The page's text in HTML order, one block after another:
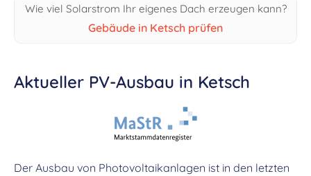
Wie viel Solarstrom Ihr eigenes Dach erzeugen kann?
Gebäude in Ketsch prüfen
Aktueller PV-Ausbau in Ketsch
Der Ausbau von Photovoltaikanlagen ist in den letzten